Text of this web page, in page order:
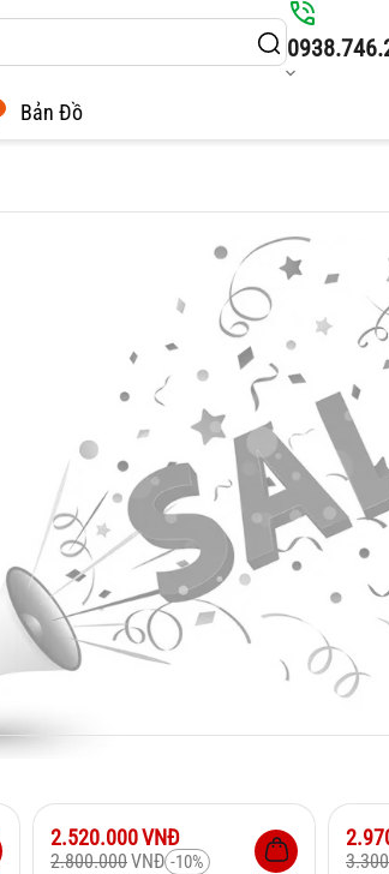
Bản Đồ
Giảm 10%
2.520.000VNĐ
2.800.000VNĐ -10%
Giảm